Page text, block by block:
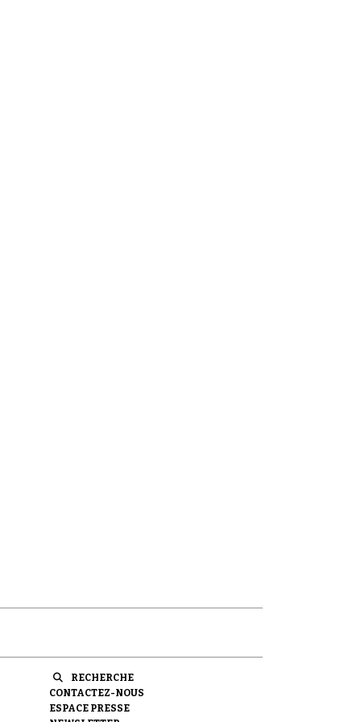
RECHERCHE
CONTACTEZ-NOUS
ESPACE PRESSE